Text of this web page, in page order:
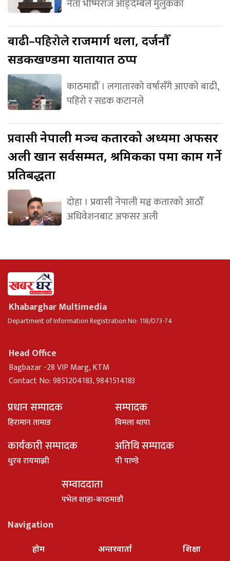
नेता भीष्मराज आङ्देम्बेले मुलुकका
बाढी–पहिरोलेराजमार्ग थला, दर्जनौँ
सडकखण्डमा यातायात ठप्प
काठमाडौं । लगातारको वर्षासँगै आएको बाढी,
पहिरो र सडक कटानले
प्रवासीनेपाली मञ्च कतारको अध्यक्षमा अफसर
अली खान सर्वसम्मत, श्रमिकका पक्षमा काम गर्ने
प्रतिबद्धता
दोहा । प्रवासी नेपाली मञ्च कतारको आठौँ
अधिवेशनबाट अफसर अली
Khabarghar Multimedia
Department of Information Registration No: 118/073-74
Head Office
Bagbazar -28 VIP Marg, KTM
Contact No: 9851204183, 9841514183
प्रधान सम्पादक
हिरामान तामाङ
सम्पादक
विमला थापा
कार्यकारी सम्पादक
धु्रव रायमाझी
अतिथि सम्पादक
पी पाण्डे
सम्वाददाता
पभेल शाहा-काठमाडौ
Navigation
होम अन्तरवार्ता शिक्षा